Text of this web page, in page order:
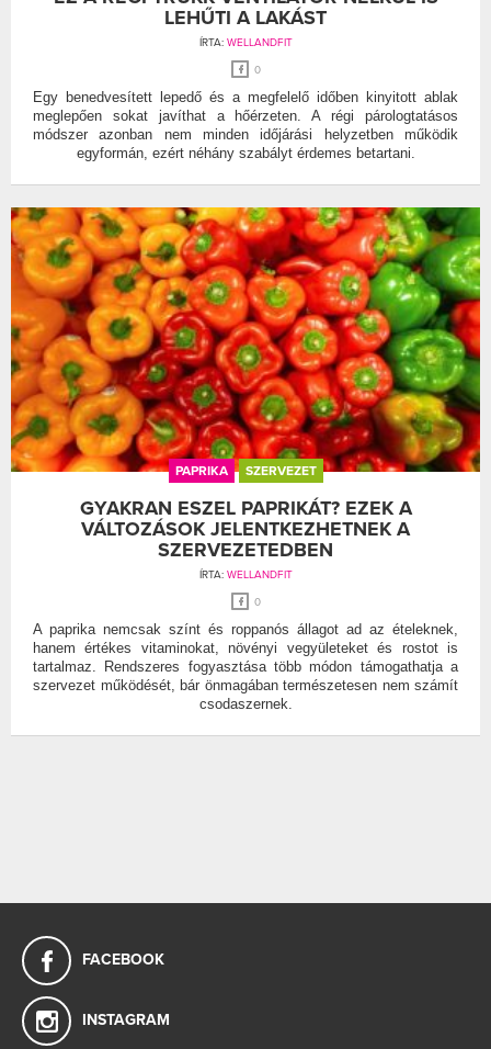
LEHŰTI A LAKÁST
ÍRTA: WELLANDFIT
0
Egy benedvesített lepedő és a megfelelő időben kinyitott ablak
meglepően sokat javíthat a hőérzeten. A régi párologtatásos
módszer azonban nem minden időjárási helyzetben működik
egyformán, ezért néhány szabályt érdemes betartani.
PAPRIKA SZERVEZET
GYAKRAN ESZEL PAPRIKÁT? EZEK A
VÁLTOZÁSOK JELENTKEZHETNEK A
SZERVEZETEDBEN
ÍRTA: WELLANDFIT
0
A paprika nemcsak színt és roppanós állagot ad az ételeknek,
hanem értékes vitaminokat, növényi vegyületeket és rostot is
tartalmaz. Rendszeres fogyasztása több módon támogathatja a
szervezet működését, bár önmagában természetesen nem számít
csodaszernek.
FACEBOOK
INSTAGRAM